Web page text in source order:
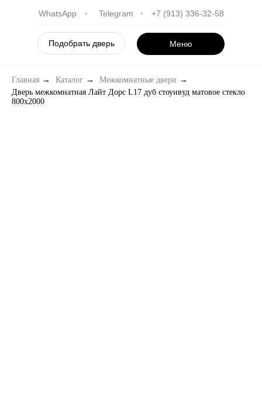
WhatsApp •
Telegram
• +7 (913) 336-32-58
Подобрать дверь Меню
Главная → Каталог → Межкомнатные двери →
Дверь межкомнатная Лайт Дорс L17 дуб стоунвуд матовое стекло
800х2000